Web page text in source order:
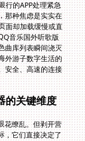
的关键维度
花缭乱。但剥开营
，它们直接决定了